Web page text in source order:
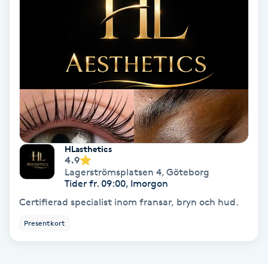
Thaimassage
Toning
Torr hårbotten
HLasthetics
4.9
Lagerströmsplatsen 4, Göteborg
Tider fr. 09:00, Imorgon
Certifierad specialist inom fransar, bryn och hud.
Presentkort